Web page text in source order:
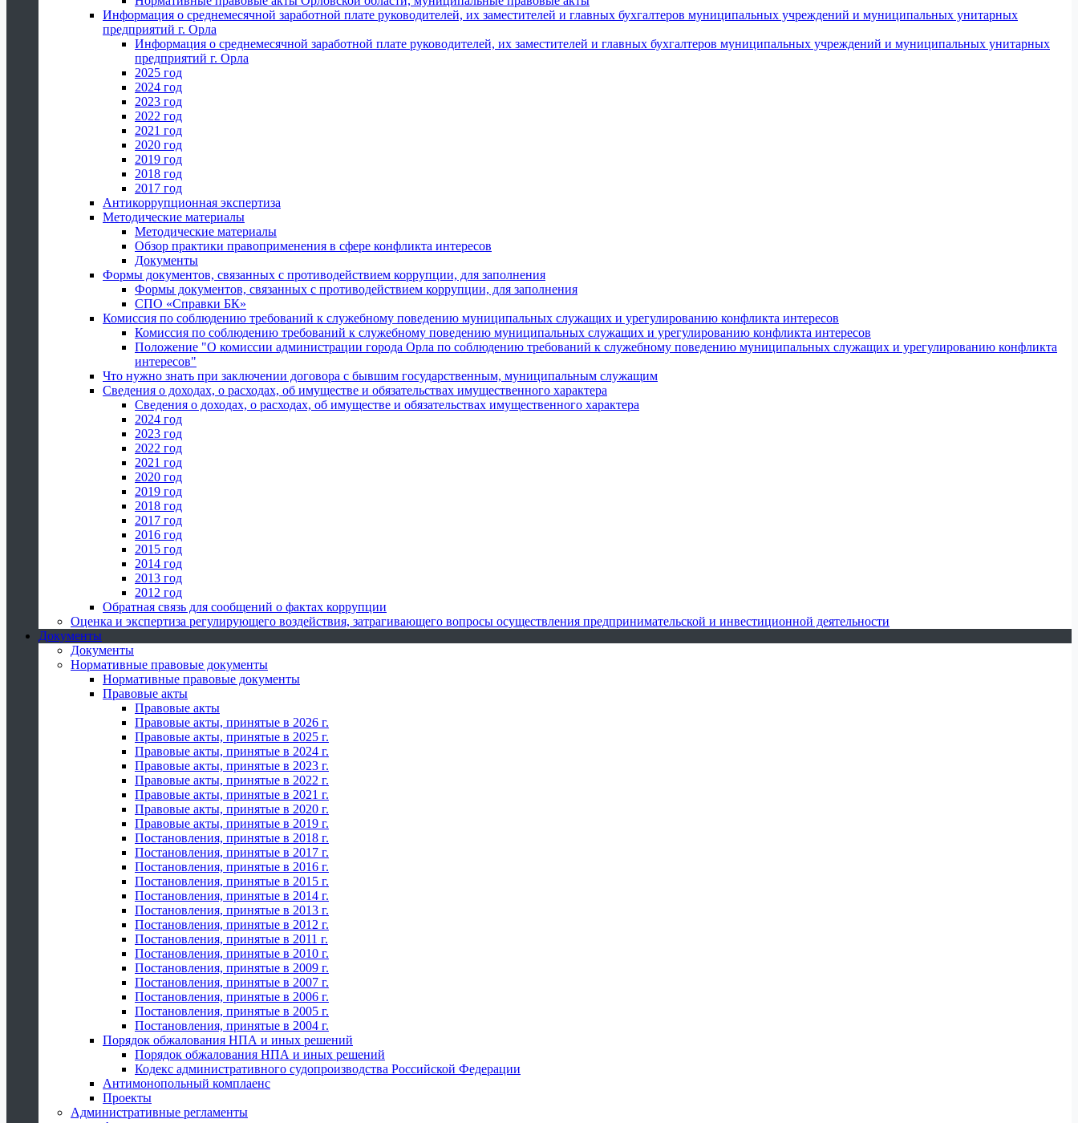
Информация о среднемесячной заработной плате руководителей, их заместителей и главных бухгалтеров муниципальных учреждений и муниципальных унитарных
предприятий г. Орла
Информация о среднемесячной заработной плате руководителей, их заместителей и главных бухгалтеров муниципальных учреждений и муниципальных унитарных
предприятий г. Орла
2025 год
2024 год
2023 год
2022 год
2021 год
2020 год
2019 год
2018 год
2017 год
Антикоррупционная экспертиза
Методические материалы
Методические материалы
Обзор практики правоприменения в сфере конфликта интересов
Документы
Формы документов, связанных с противодействием коррупции, для заполнения
Формы документов, связанных с противодействием коррупции, для заполнения
СПО «Справки БК»
Комиссия по соблюдению требований к служебному поведению муниципальных служащих и урегулированию конфликта интересов
Комиссия по соблюдению требований к служебному поведению муниципальных служащих и урегулированию конфликта интересов
Положение "О комиссии администрации города Орла по соблюдению требований к служебному поведению муниципальных служащих и урегулированию конфликта
интересов"
Что нужно знать при заключении договора с бывшим государственным, муниципальным служащим
Сведения о доходах, о расходах, об имуществе и обязательствах имущественного характера
Сведения о доходах, о расходах, об имуществе и обязательствах имущественного характера
2024 год
2023 год
2022 год
2021 год
2020 год
2019 год
2018 год
2017 год
2016 год
2015 год
2014 год
2013 год
2012 год
Обратная связь для сообщений о фактах коррупции
Оценка и экспертиза регулирующего воздействия, затрагивающего вопросы осуществления предпринимательской и инвестиционной деятельности
Документы
Документы
Нормативные правовые документы
Нормативные правовые документы
Правовые акты
Правовые акты
Правовые акты, принятые в 2026 г.
Правовые акты, принятые в 2025 г.
Правовые акты, принятые в 2024 г.
Правовые акты, принятые в 2023 г.
Правовые акты, принятые в 2022 г.
Правовые акты, принятые в 2021 г.
Правовые акты, принятые в 2020 г.
Правовые акты, принятые в 2019 г.
Постановления, принятые в 2018 г.
Постановления, принятые в 2017 г.
Постановления, принятые в 2016 г.
Постановления, принятые в 2015 г.
Постановления, принятые в 2014 г.
Постановления, принятые в 2013 г.
Постановления, принятые в 2012 г.
Постановления, принятые в 2011 г.
Постановления, принятые в 2010 г.
Постановления, принятые в 2009 г.
Постановления, принятые в 2007 г.
Постановления, принятые в 2006 г.
Постановления, принятые в 2005 г.
Постановления, принятые в 2004 г.
Порядок обжалования НПА и иных решений
Порядок обжалования НПА и иных решений
Кодекс административного судопроизводства Российской Федерации
Антимонопольный комплаенс
Проекты
Административные регламенты